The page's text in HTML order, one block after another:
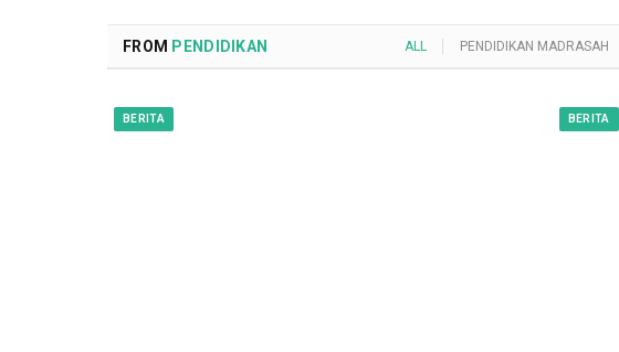
FROM PENDIDIKAN ALL PENDIDIKAN MADRASAH
BERITA BERITA